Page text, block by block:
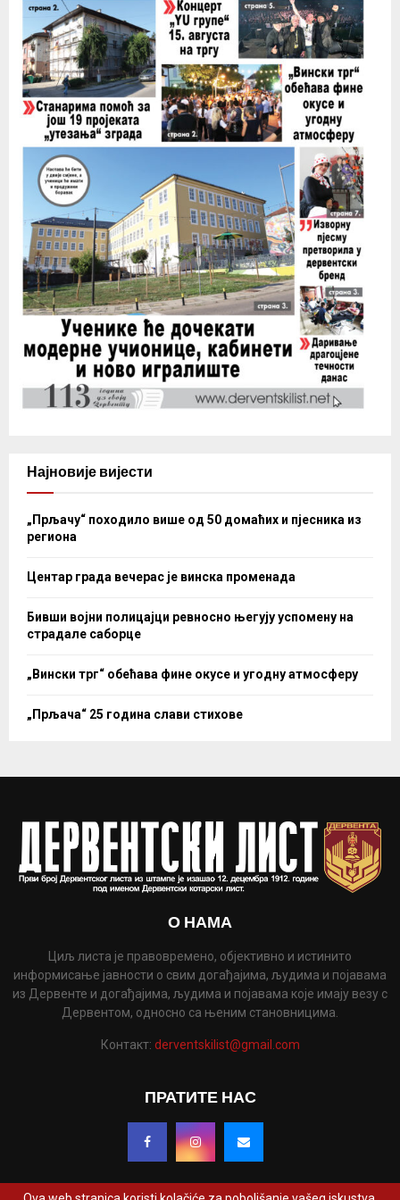
Најновије вијести
„Прљачу“ походило више од 50 домаћих и пјесника из
региона
Центар града вечерас је винска променада
Бивши војни полицајци ревносно његују успомену на
страдале саборце
„Вински трг“ обећава фине окусе и угодну атмосферу
„Прљача“ 25 година слави стихове
О НАМА
Циљ листа је правовремено, објективно и истинито
информисање јавности о свим догађајима, људима и појавама
из Дервенте и догађајима, људима и појавама које имају везу с
Дервентом, односно са њеним становницима.
Контакт: derventskilist@gmail.com
ПРАТИТЕ НАС